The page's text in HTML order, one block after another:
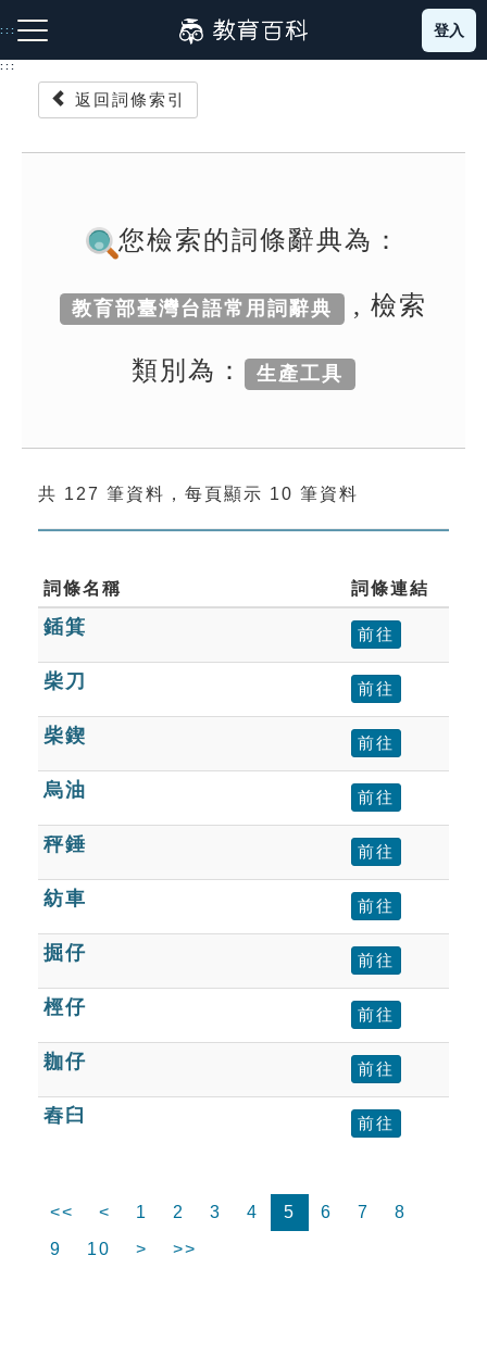
到
主
:::
成語故事
索引選單
單字索引
生命大百科索引
遊戲專區
教學應用
貓頭鷹博士
登入
:::
返回詞條索引
您檢索的詞條辭典為：
教育部臺灣台語常用詞辭典 , 檢索
類別為： 生產工具
共 127 筆資料，每頁顯示 10 筆資料
詞條名稱 詞條連結
鍤箕 前往
柴刀 前往
柴鍥 前往
烏油 前往
秤錘 前往
紡車 前往
掘仔 前往
桱仔 前往
耞仔 前往
舂臼 前往
<< < 1 2 3 4 5 6 7
8
9
10 > >>